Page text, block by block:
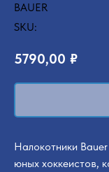
BAUER
SKU:
5790,00 ₽
Налокотники
юных хоккеистов,